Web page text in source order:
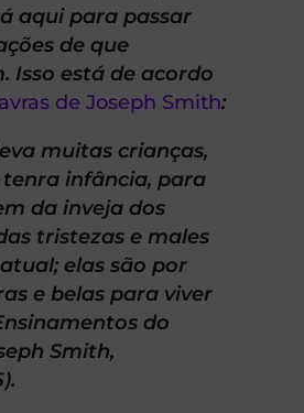
aqui para passar
de que
Isso está de acordo
de Joseph Smith:
muitas crianças,
infância, para
da inveja dos
tristezas e males
elas são por
e belas para viver
do
Smith,